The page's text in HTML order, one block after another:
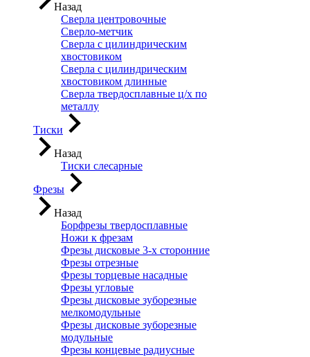
Назад
Сверла центровочные
Сверло-метчик
Сверла с цилиндрическим
хвостовиком
Сверла с цилиндрическим
хвостовиком длинные
Сверла твердосплавные ц/х по
металлу
Тиски
Назад
Тиски слесарные
Фрезы
Назад
Борфрезы твердосплавные
Ножи к фрезам
Фрезы дисковые 3-х сторонние
Фрезы отрезные
Фрезы торцевые насадные
Фрезы угловые
Фрезы дисковые зуборезные
мелкомодульные
Фрезы дисковые зуборезные
модульные
Фрезы концевые радиусные